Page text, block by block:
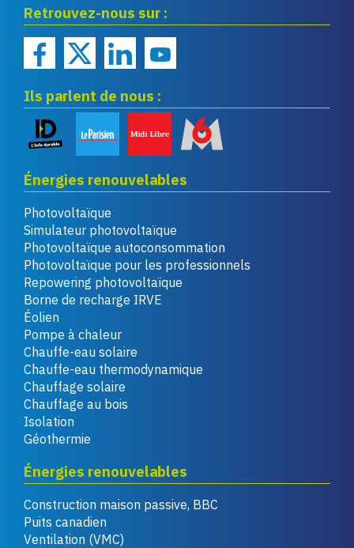
renouvelables
Retrouvez-nous sur :
Ils parlent de nous :
Énergies renouvelables
Photovoltaïque
Simulateur photovoltaïque
Photovoltaïque autoconsommation
Photovoltaïque pour les professionnels
Repowering photovoltaïque
Borne de recharge IRVE
Éolien
Pompe à chaleur
Chauffe-eau solaire
Chauffe-eau thermodynamique
Chauffage solaire
Chauffage au bois
Isolation
Géothermie
Énergies renouvelables
Construction maison passive, BBC
Puits canadien
Ventilation (VMC)